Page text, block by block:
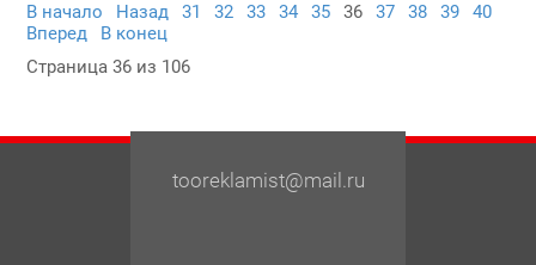
В начало
Назад 31 32 33 34 35 36 37 38 39
40
Вперед
В конец
Страница 36 из 106
tooreklamist@mail.ru